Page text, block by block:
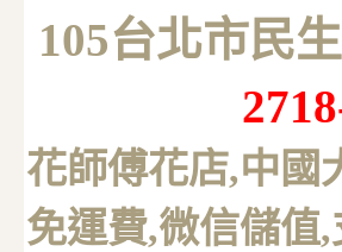
105台北市民
花師傅花店,中國
免運費,微信儲值